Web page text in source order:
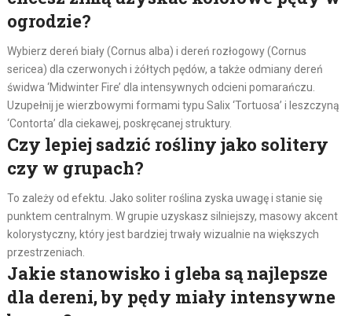
ogrodzie?
Wybierz dereń biały (Cornus alba) i dereń rozłogowy (Cornus
sericea) dla czerwonych i żółtych pędów, a także odmiany dereń
świdwa ‘Midwinter Fire’ dla intensywnych odcieni pomarańczu.
Uzupełnij je wierzbowymi formami typu Salix ‘Tortuosa’ i leszczyną
‘Contorta’ dla ciekawej, poskręcanej struktury.
Czy lepiej sadzić rośliny jako solitery
czy w grupach?
To zależy od efektu. Jako soliter roślina zyska uwagę i stanie się
punktem centralnym. W grupie uzyskasz silniejszy, masowy akcent
kolorystyczny, który jest bardziej trwały wizualnie na większych
przestrzeniach.
Jakie stanowisko i gleba są najlepsze
dla dereni, by pędy miały intensywne